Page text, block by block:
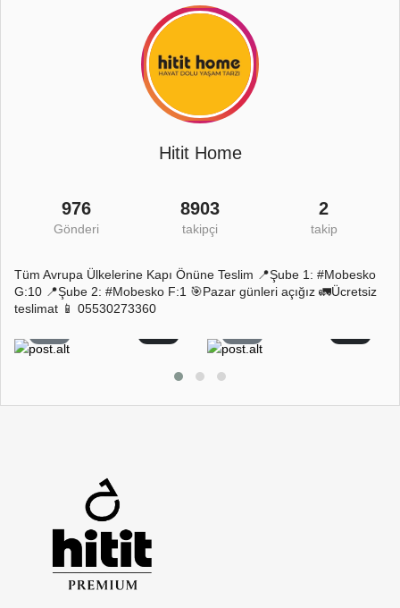
Hitit Home
976
Gönderi
8903
takipçi
2
takip
Tüm Avrupa Ülkelerine Kapı Önüne Teslim 📍Şube 1: #Mobesko
G:10 📍Şube 2: #Mobesko F:1 🎯Pazar günleri açığız 🚛Ücretsiz
teslimat 📱 05530273360